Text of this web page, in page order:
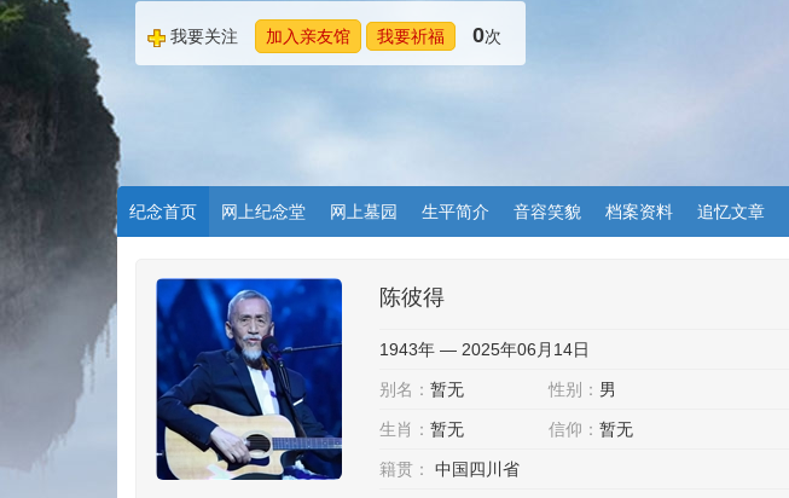
我要关注 加入亲友馆 我要祈福 0次
纪念首页 网上纪念堂 网上墓园 生平简介 音容笑貌 档案资料 追忆文章
陈彼得
1943年 — 2025年06月14日
别名： 暂无 性别： 男
生肖： 暂无 信仰： 暂无
籍贯： 中国四川省